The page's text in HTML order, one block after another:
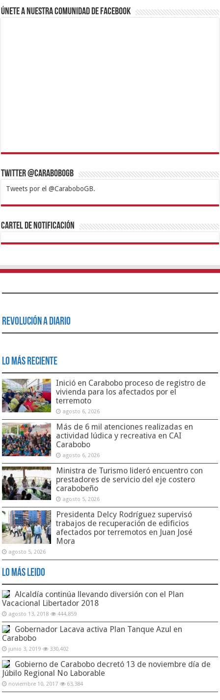
Únete a nuestra comunidad de Facebook
Twitter @CaraboboGB
Tweets por el @CaraboboGB.
1xbetBetturkeyBetistKralbetSupertotobetTipobetMatadorbetMariobet
https://mvbcasino.com/
Cartel de Notificación
Revolución a Diario
Lo Más Reciente
Inició en Carabobo proceso de registro de
vivienda para los afectados por el
terremoto
agosto 6, 2026
Más de 6 mil atenciones realizadas en
actividad lúdica y recreativa en CAI
Carabobo
agosto 6, 2026
Ministra de Turismo lideró encuentro con
prestadores de servicio del eje costero
carabobeño
agosto 5, 2026
Presidenta Delcy Rodríguez supervisó
trabajos de recuperación de edificios
afectados por terremotos en Juan José
Mora
agosto 5, 2026
Lo Más Leido
Alcaldía continúa llevando diversión con el Plan
Vacacional Libertador 2018
agosto 13, 2018 444,859
Gobernador Lacava activa Plan Tanque Azul en
Carabobo
junio 3, 2019 330,402
Gobierno de Carabobo decretó 13 de noviembre día de
Júbilo Regional No Laborable
noviembre 10, 2017 63,384